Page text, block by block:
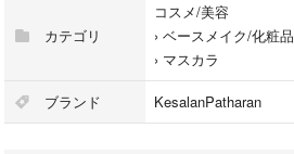
カテゴリ
コスメ/美容
› ベースメイク/化粧品
› マスカラ
ブランド KesalanPatharan